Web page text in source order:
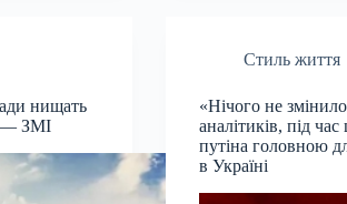
нищать
— ЗМІ
Стиль життя
«Нічого не
аналітиків, під
путіна головною
в Україні